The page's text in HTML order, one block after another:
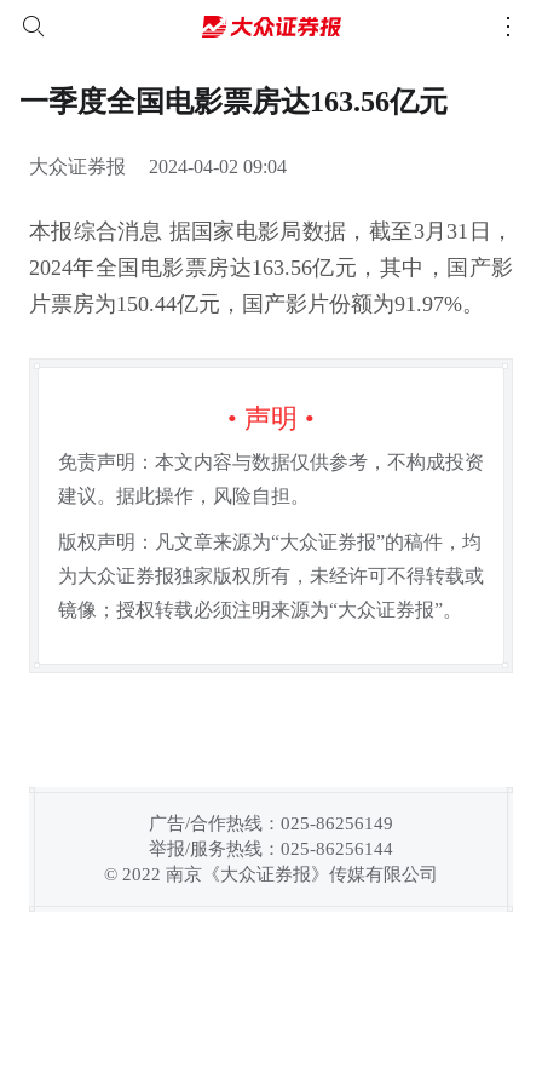
一季度全国电影票房达163.56亿元
大众证券报 2024-04-02 09:04
本报综合消息 据国家电影局数据，截至3月31日，
2024年全国电影票房达163.56亿元，其中，国产影
片票房为150.44亿元，国产影片份额为91.97%。
• 声明 •
免责声明：本文内容与数据仅供参考，不构成投资
建议。据此操作，风险自担。
版权声明：凡文章来源为“大众证券报”的稿件，均
为大众证券报独家版权所有，未经许可不得转载或
镜像；授权转载必须注明来源为“大众证券报”。
广告/合作热线：025-86256149
举报/服务热线：025-86256144
© 2022 南京《大众证券报》传媒有限公司